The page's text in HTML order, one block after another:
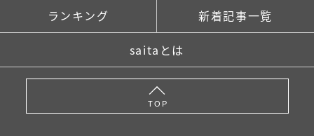
ランキング 新着記事一覧
saitaとは
TOP